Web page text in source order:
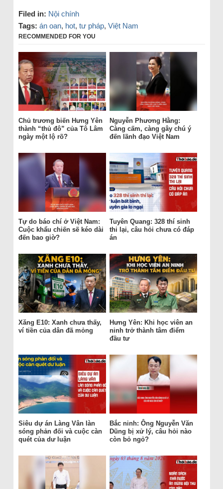
Filed in: Nội chính
Tags: án oan, hot, tư pháp, Việt Nam
RECOMMENDED FOR YOU
Chủ trương biến Hưng Yên
thành “thủ đô” của Tô Lâm
ngày một lộ rõ?
Nguyễn Phương Hằng:
Càng cấm, càng gây chú ý
đến lãnh đạo Việt Nam
Tự do báo chí ở Việt Nam:
Cuộc khẩu chiến sẽ kéo dài
đến bao giờ?
Tuyên Quang: 328 thí sinh
thi lại, câu hỏi chưa có đáp
án
Xăng E10: Xanh chưa thấy,
ví tiền của dân đã mỏng
Hưng Yên: Khi học viên an
ninh trở thành tâm điểm
đầu tư
Siêu dự án Làng Vân làn
sóng phản đối và cuộc càn
quét của dư luận
Bắc ninh: Ông Nguyễn Văn
Dũng bị xử lý, câu hỏi nào
còn bỏ ngỏ?